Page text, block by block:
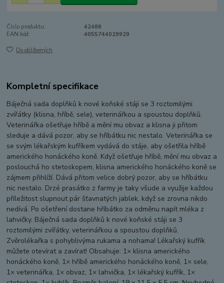
Číslo produktu:
42486
EAN kód:
4055744029929
Do oblíbených
Kompletní specifikace
Báječná sada doplňků k nové koňské stáji se 3 roztomilými
zvířátky (klisna, hříbě, sele), veterinářkou a spoustou doplňků.
Veterinářka ošetřuje hříbě a mění mu obvaz a klisna ji přitom
sleduje a dává pozor, aby se hříbátku nic nestalo. Veterinářka se
se svým lékařským kufříkem vydává do stáje, aby ošetřila hříbě
amerického honáckého koně. Když ošetřuje hříbě, mění mu obvaz a
poslouchá ho stetoskopem, klisna amerického honáckého koně se
zájmem přihlíží. Dává přitom velice dobrý pozor, aby se hříbátku
nic nestalo. Drzé prasátko z farmy je taky všude a využije každou
příležitost slupnout pár šťavnatých jablek, když se zrovna nikdo
nedívá. Po ošetření dostane hříbátko za odměnu napít mléka z
lahvičky. Báječná sada doplňků k nové koňské stáji se 3
roztomilými zvířátky, veterinářkou a spoustou doplňků.
Zvěrolékařka s pohyblivýma rukama a nohama! Lékařský kufřík
můžete otevírat a zavírat! Obsahuje: 1× klisna amerického
honáckého koně, 1× hříbě amerického honáckého koně, 1× sele,
1× veterinářka, 1× obvaz, 1× lahvička, 1× lékařský kufřík, 1×